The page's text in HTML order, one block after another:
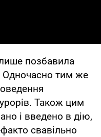
позбавила
Одночасно тим же
Також цим
і введено в дію,
свавільно